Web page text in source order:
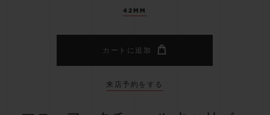
42MM
カートに追加
来店予約をする